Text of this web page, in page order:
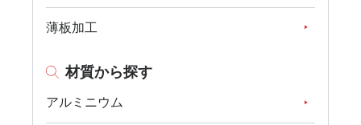
薄板加工
材質から探す
アルミニウム